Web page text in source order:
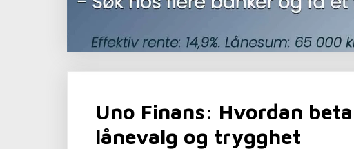
Uno Finans: Hvordan
lånevalg og trygghet